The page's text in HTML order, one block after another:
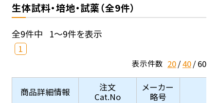
生体試料・培地・試薬（全9件）
全9件中 1～9件を表示
1
表示件数 20 40 60
商品詳細情報
注文
Cat.No
メーカー
略号